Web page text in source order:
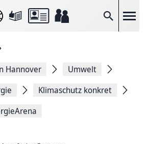
Suche
Hannover
Umwelt
Klimaschutz konkret